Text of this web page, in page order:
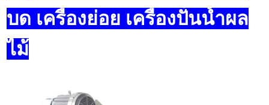
บด เครื่องย่อย เครื่องปั่นน้ำผล
ไม้